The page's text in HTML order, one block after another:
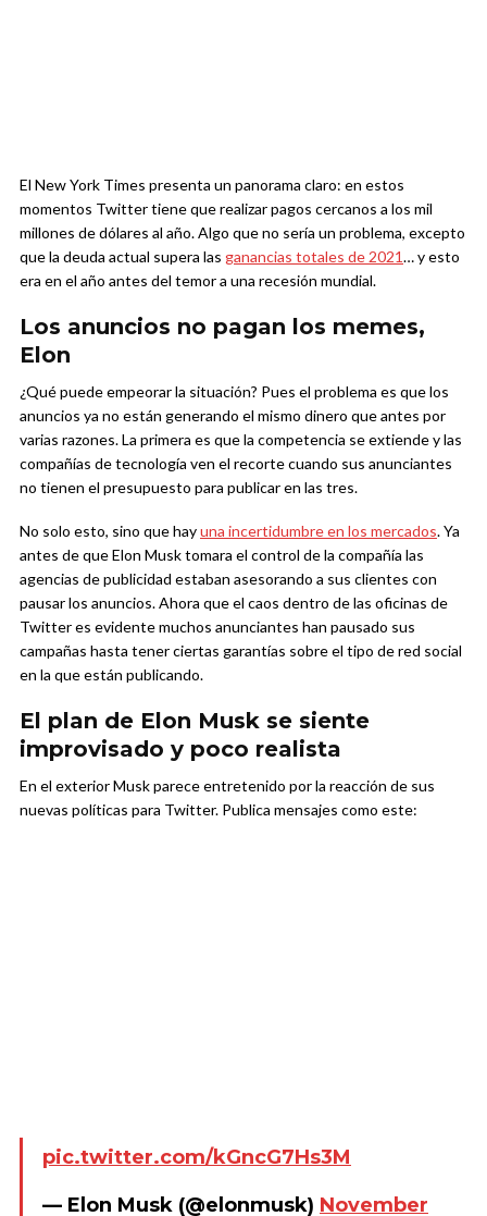
El New York Times presenta un panorama claro: en estos
momentos Twitter tiene que realizar pagos cercanos a los mil
millones de dólares al año. Algo que no sería un problema, excepto
que la deuda actual supera las ganancias totales de 2021… y esto
era en el año antes del temor a una recesión mundial.
Los anuncios no pagan los memes,
Elon
¿Qué puede empeorar la situación? Pues el problema es que los
anuncios ya no están generando el mismo dinero que antes por
varias razones. La primera es que la competencia se extiende y las
compañías de tecnología ven el recorte cuando sus anunciantes
no tienen el presupuesto para publicar en las tres.
No solo esto, sino que hayuna incertidumbre en los mercados. Ya
antes de que Elon Musk tomara el control de la compañía las
agencias de publicidad estaban asesorando a sus clientes con
pausar los anuncios. Ahora que el caos dentro de las oficinas de
Twitter es evidente muchos anunciantes han pausado sus
campañas hasta tener ciertas garantías sobre el tipo de red social
en la que están publicando.
El plan de Elon Musk se siente
improvisado y poco realista
En el exterior Musk parece entretenido por la reacción de sus
nuevas políticas para Twitter. Publica mensajes como este:
pic.twitter.com/kGncG7Hs3M
— Elon Musk (@elonmusk) November